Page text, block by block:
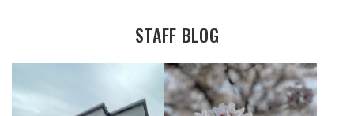
STAFF BLOG